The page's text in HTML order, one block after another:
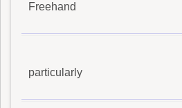
Freehand
particularly